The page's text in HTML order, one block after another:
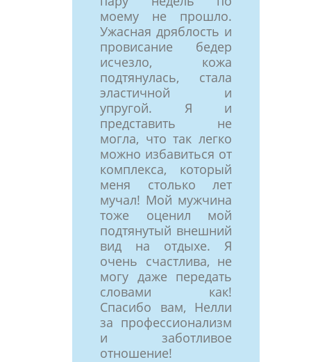
моему не прошло.
Ужасная дряблость и
провисание бедер
исчезло, кожа
подтянулась, стала
эластичной и
упругой. Я и
представить не
могла, что так легко
можно избавиться от
комплекса, который
меня столько лет
мучал! Мой мужчина
тоже оценил мой
подтянутый внешний
вид на отдыхе. Я
очень счастлива, не
могу даже передать
словами как!
Спасибо вам, Нелли
за профессионализм
и заботливое
отношение!